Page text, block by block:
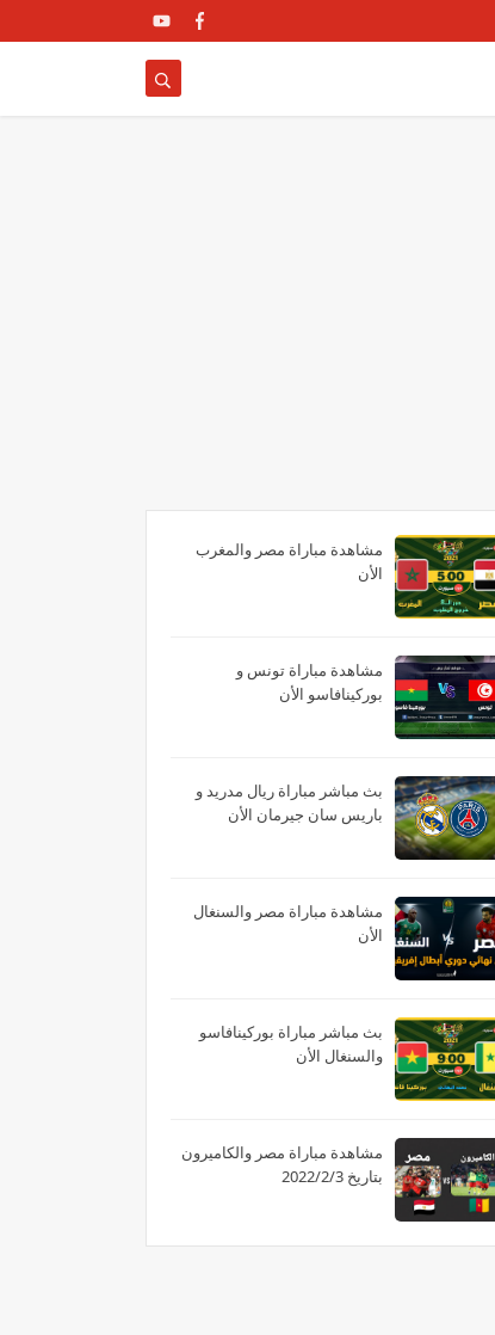
مشاهدة مباراة مصر والمغرب
الأن
مشاهدة مباراة تونس و
بوركينافاسو الأن
بث مباشر مباراة ريال مدريد و
باريس سان جيرمان الأن
مشاهدة مباراة مصر والسنغال
الأن
بث مباشر مباراة بوركينافاسو
والسنغال الأن
مشاهدة مباراة مصر والكاميرون
بتاريخ 2022/2/3